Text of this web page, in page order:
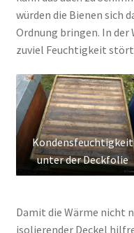
würden die Bienen sich
Ordnung bringen. In der
zuviel Feuchtigkeit stört
Kondensfeuchtigkeit
unter der Deckfolie
Damit die Wärme nicht
isolierender Deckel